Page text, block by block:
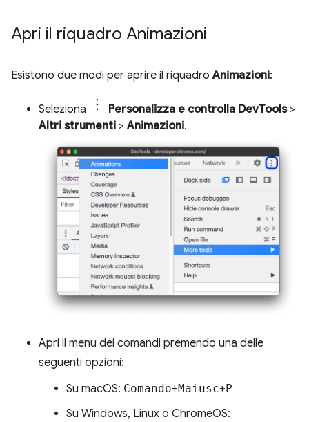
Apri il riquadro Animazioni
Esistono due modi per aprire il riquadroAnimazioni:
Seleziona Personalizza e controlla DevTools>
Altri strumenti >Animazioni.
Apri il menu dei comandi premendo una delle
seguenti opzioni:
Su macOS: Comando+Maiusc+P
Su Windows, Linux o ChromeOS: